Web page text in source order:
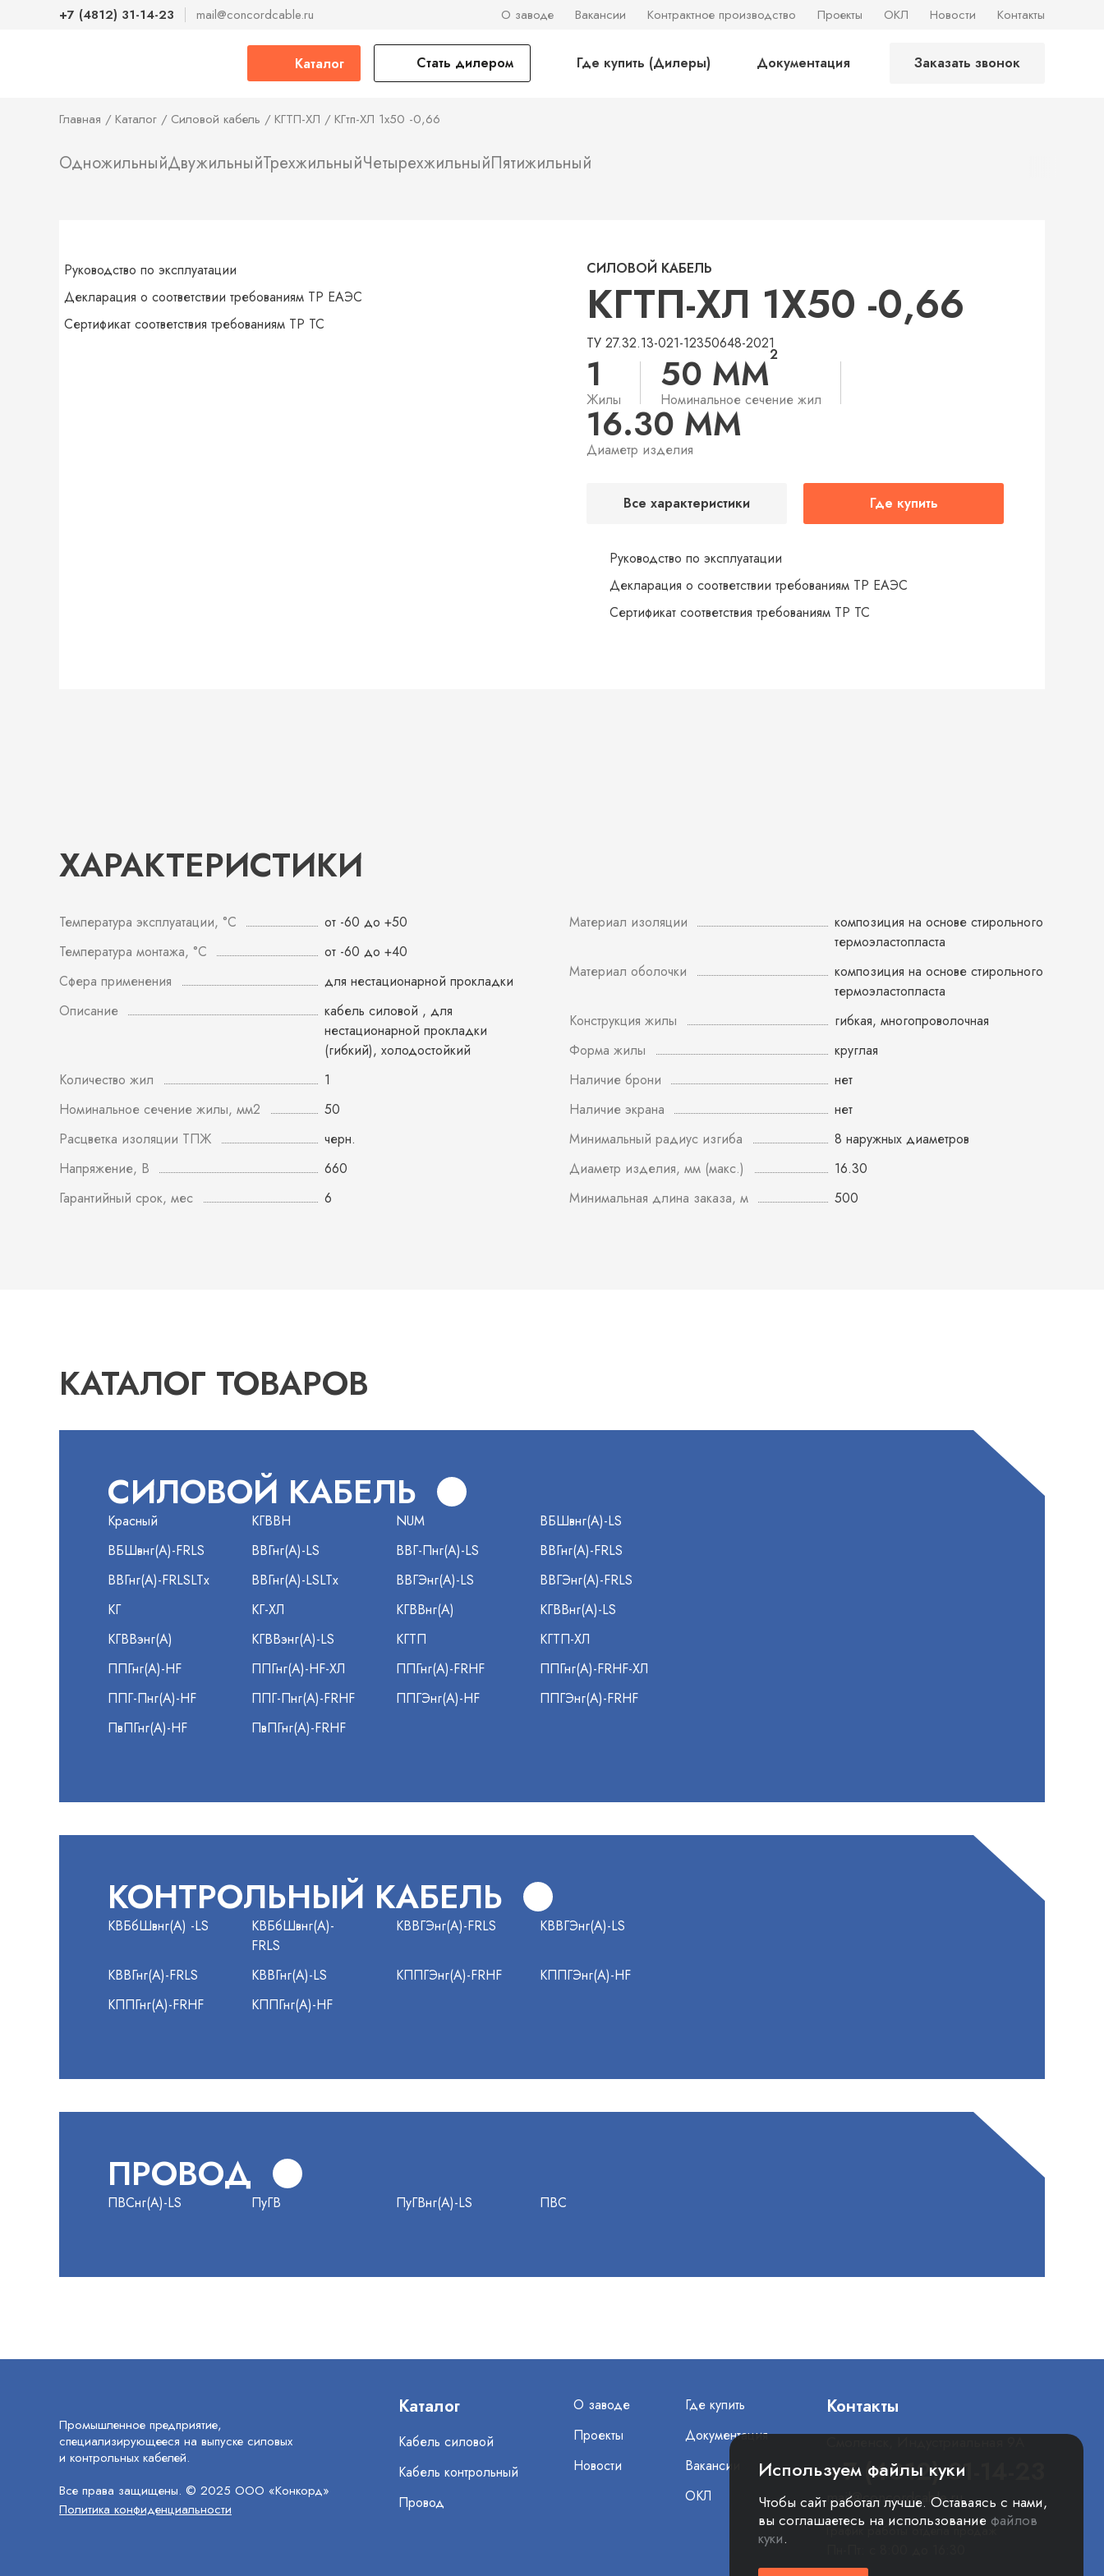
+7 (4812) 31-14-23 mail@concordcable.ru О заводе Вакансии Контрактное производство Проекты ОКЛ Новости Контакты
Каталог Стать дилером Где купить (Дилеры) Документация Заказать звонок
Главная Каталог Силовой кабель КГТП-ХЛ КГтп-ХЛ 1х50 -0,66
ОдножильныйДвужильныйТрехжильныйЧетырехжильныйПятижильный
СИЛОВОЙ КАБЕЛЬ
КГТП-ХЛ 1Х50 -0,66
ТУ 27.32.13-021-12350648-2021
Руководство по эксплуатации
Декларация о соответствии требованиям ТР ЕАЭС
Сертификат соответствия требованиям ТР ТС
1
Жилы
50 ММ2
Номинальное сечение жил
16.30 ММ
Диаметр изделия
Все характеристики Где купить
Руководство по эксплуатации
Декларация о соответствии требованиям ТР ЕАЭС
Сертификат соответствия требованиям ТР ТС
ХАРАКТЕРИСТИКИ
Температура эксплуатации, °С
от -60 до +50
Температура монтажа, °С
от -60 до +40
Сфера применения
для нестационарной прокладки
Описание
кабель силовой , для
нестационарной прокладки
(гибкий), холодостойкий
Количество жил
1
Номинальное сечение жилы, мм2
50
Расцветка изоляции ТПЖ
черн.
Напряжение, В
660
Гарантийный срок, мес
6
Материал изоляции
композиция на основе стирольного
термоэластопласта
Материал оболочки
композиция на основе стирольного
термоэластопласта
Конструкция жилы
гибкая, многопроволочная
Форма жилы
круглая
Наличие брони
нет
Наличие экрана
нет
Минимальный радиус изгиба
8 наружных диаметров
Диаметр изделия, мм (макс.)
16.30
Минимальная длина заказа, м
500
КАТАЛОГ ТОВАРОВ
СИЛОВОЙ КАБЕЛЬ
Красный КГВВН NUM
ВБШвнг(А)-LS
ВБШвнг(А)-FRLS
ВВГнг(А)-LS ВВГ-Пнг(А)-LS
ВВГнг(А)-FRLS
ВВГнг(А)-FRLSLTx
ВВГнг(А)-LSLTx ВВГЭнг(А)-LS
ВВГЭнг(А)-FRLS
КГ
КГ-ХЛ КГВВнг(А)
КГВВнг(А)-LS
КГВВэнг(А)
КГВВэнг(А)-LS КГТП
КГТП-ХЛ
ППГнг(А)-HF
ППГнг(А)-HF-ХЛ ППГнг(А)-FRHF
ППГнг(А)-FRHF-ХЛ
ППГ-Пнг(А)-HF
ППГ-Пнг(А)-FRHF ППГЭнг(А)-HF
ППГЭнг(А)-FRHF
ПвПГнг(А)-HF
ПвПГнг(А)-FRHF
КОНТРОЛЬНЫЙ КАБЕЛЬ
КВБбШвнг(А) -LS
КВБбШвнг(А)-
FRLS
КВВГЭнг(А)-FRLS КВВГЭнг(А)-LS
КВВГнг(А)-FRLS КВВГнг(А)-LS КППГЭнг(А)-FRHF
КППГЭнг(А)-HF
КППГнг(А)-FRHF
КППГнг(А)-HF
ПРОВОД
ПВСнг(А)-LS ПуГВ ПуГВнг(А)-LS ПВС
Промышленное предприятие,
специализирующееся на выпуске силовых
и контрольных кабелей.
Все права защищены. © 2025 ООО «Конкорд»
Политика конфиденциальности
Каталог
Кабель силовой
Кабель контрольный
Провод
О заводе
Проекты
Новости
Где купить
Документация
Вакансии
ОКЛ
Контакты
+7 (4812) 31-14-23
mail@concordcable.ru
График работы отдела продаж
Используем файлы куки
Чтобы сайт работал лучше. Оставаясь с нами,
вы соглашаетесь на использование файлов
куки.